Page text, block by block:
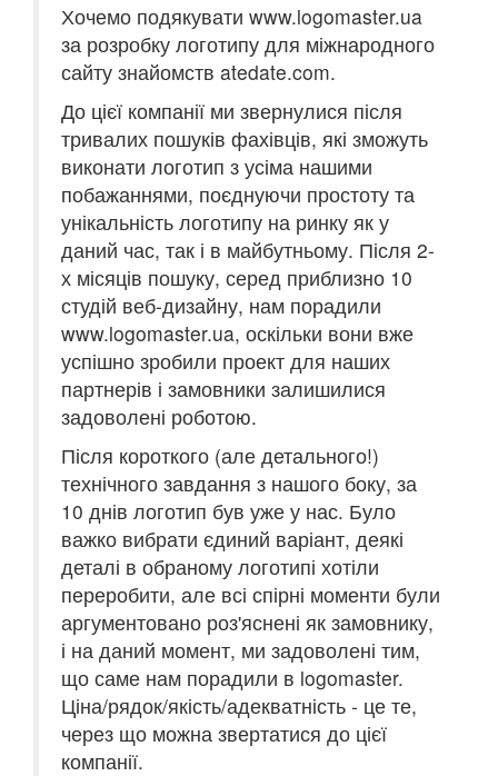
Хочемо подякувати www.logomaster.ua
за розробку логотипу для міжнародного
сайту знайомств atedate.com.
До цієї компанії ми звернулися після
тривалих пошуків фахівців, які зможуть
виконати логотип з усіма нашими
побажаннями, поєднуючи простоту та
унікальність логотипу на ринку як у
даний час, так і в майбутньому. Після 2-
х місяців пошуку, серед приблизно 10
студій веб-дизайну, нам порадили
www.logomaster.ua, оскільки вони вже
успішно зробили проект для наших
партнерів і замовники залишилися
задоволені роботою.
Після короткого (але детального!)
технічного завдання з нашого боку, за
10 днів логотип був уже у нас. Було
важко вибрати єдиний варіант, деякі
деталі в обраному логотипі хотіли
переробити, але всі спірні моменти були
аргументовано роз'яснені як замовнику,
і на даний момент, ми задоволені тим,
що саме нам порадили в logomaster.
Ціна/рядок/якість/адекватність - це те,
через що можна звертатися до цієї
компанії.